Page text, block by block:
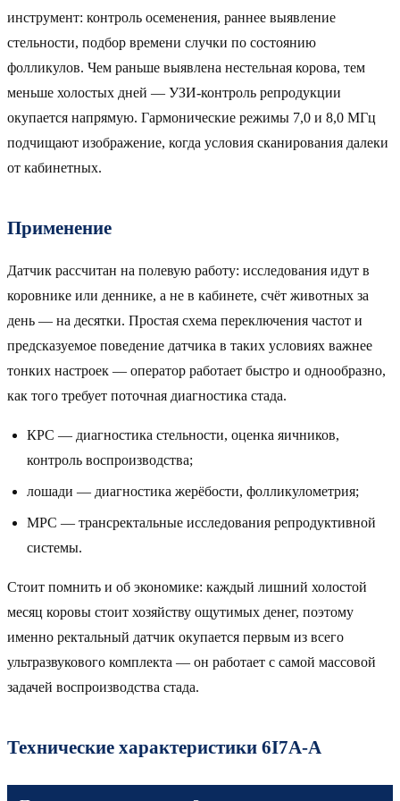
инструмент: контроль осеменения, раннее выявление
стельности, подбор времени случки по состоянию
фолликулов. Чем раньше выявлена нестельная корова, тем
меньше холостых дней — УЗИ-контроль репродукции
окупается напрямую. Гармонические режимы 7,0 и 8,0 МГц
подчищают изображение, когда условия сканирования далеки
от кабинетных.
Применение
Датчик рассчитан на полевую работу: исследования идут в
коровнике или деннике, а не в кабинете, счёт животных за
день — на десятки. Простая схема переключения частот и
предсказуемое поведение датчика в таких условиях важнее
тонких настроек — оператор работает быстро и однообразно,
как того требует поточная диагностика стада.
КРС — диагностика стельности, оценка яичников,
контроль воспроизводства;
лошади — диагностика жерёбости, фолликулометрия;
МРС — трансректальные исследования репродуктивной
системы.
Стоит помнить и об экономике: каждый лишний холостой
месяц коровы стоит хозяйству ощутимых денег, поэтому
именно ректальный датчик окупается первым из всего
ультразвукового комплекта — он работает с самой массовой
задачей воспроизводства стада.
Технические характеристики 6I7A-A